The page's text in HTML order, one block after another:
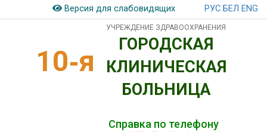
Версия для слабовидящих РУС БЕЛ ENG
10‑я
УЧРЕЖДЕНИЕ ЗДРАВООХРАНЕНИЯ
ГОРОДСКАЯ
КЛИНИЧЕСКАЯ
БОЛЬНИЦА
Справка по телефону